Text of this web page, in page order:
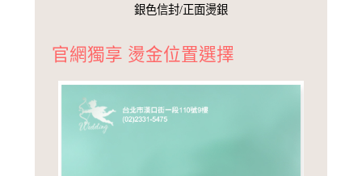
銀色信封/正面燙銀
官網獨享 燙金位置選擇